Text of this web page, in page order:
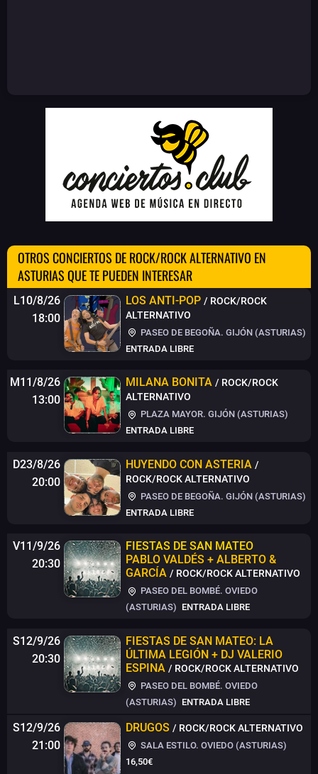
OTROS CONCIERTOS DE ROCK/ROCK ALTERNATIVO EN
ASTURIAS QUE TE PUEDEN INTERESAR
L10/8/26
18:00
LOS ANTI-POP / ROCK/ROCK
ALTERNATIVO
PASEO DE BEGOÑA. GIJÓN (ASTURIAS)
ENTRADA LIBRE
M11/8/26
13:00
MILANA BONITA / ROCK/ROCK
ALTERNATIVO
PLAZA MAYOR. GIJÓN (ASTURIAS)
ENTRADA LIBRE
D23/8/26
20:00
HUYENDO CON ASTERIA /
ROCK/ROCK ALTERNATIVO
PASEO DE BEGOÑA. GIJÓN (ASTURIAS)
ENTRADA LIBRE
V11/9/26
20:30
FIESTAS DE SAN MATEO
PABLO VALDÉS + ALBERTO &
GARCÍA / ROCK/ROCK ALTERNATIVO
PASEO DEL BOMBÉ. OVIEDO
(ASTURIAS) ENTRADA LIBRE
S12/9/26
20:30
FIESTAS DE SAN MATEO: LA
ÚLTIMA LEGIÓN + DJ VALERIO
ESPINA / ROCK/ROCK ALTERNATIVO
PASEO DEL BOMBÉ. OVIEDO
(ASTURIAS) ENTRADA LIBRE
S12/9/26
21:00
DRUGOS / ROCK/ROCK ALTERNATIVO
SALA ESTILO. OVIEDO (ASTURIAS)
16,50€